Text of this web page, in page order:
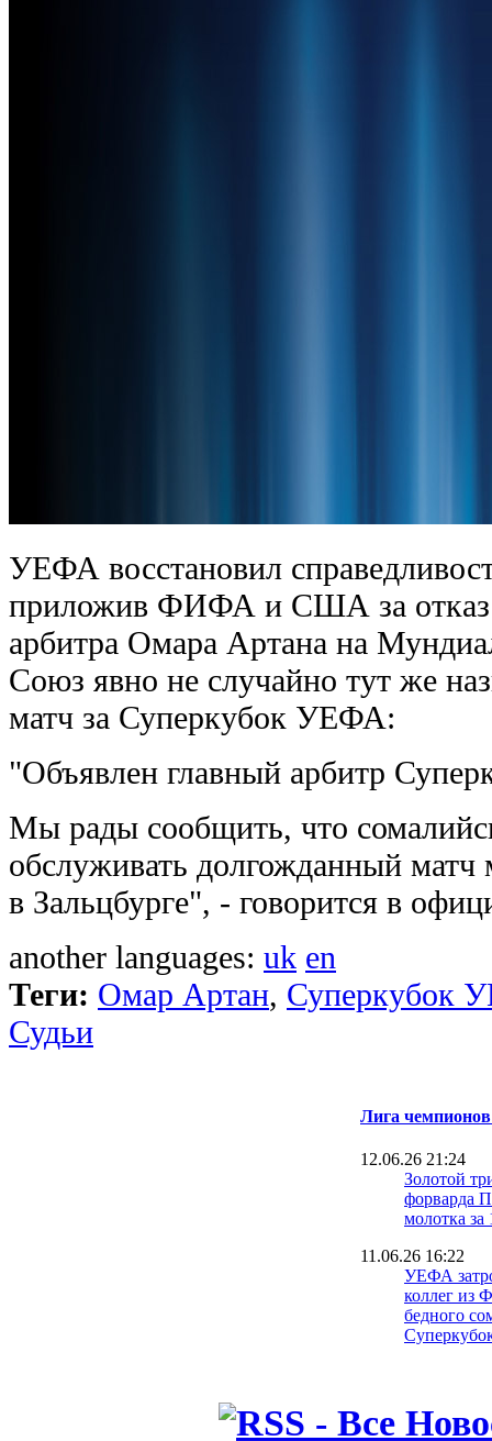
УЕФА восстановил
приложив ФИФА и США за отказ
арбитра Омара Артана на
Союз явно не случайно тут же
матч за Суперкубок УЕФА:
"Объявлен главный арбитр
Мы рады сообщить, что
обслуживать долгожданный
в Зальцбурге", - говорится в
another languages: uk en
Теги: Омар Артан, Суперкубок
Судьи
Лига чемпионов
12.06.26 21:24
Золотой
форварда
молотка за
11.06.26 16:22
УЕФА
коллег из
бедного
01.06.26 22:31